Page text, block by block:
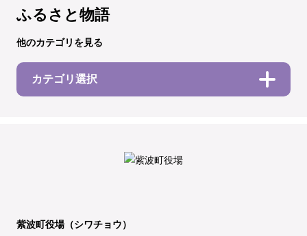
ふるさと物語
他のカテゴリを見る
カテゴリ選択
紫波町役場（シワチョウ）